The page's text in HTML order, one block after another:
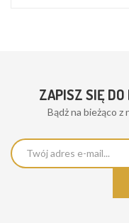
ZAPISZ SIĘ
Bądż na bieżąco z